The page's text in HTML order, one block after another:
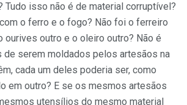
Tudo isso não é de material corruptível?
o ferro e o fogo? Não foi o ferreiro
ourives outro e o oleiro outro? Não é
de serem moldados pelos artesãos na
cada um deles poderia ser, como
em outro? E se os mesmos artesãos
utensílios do mesmo material